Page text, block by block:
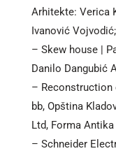
Arhitekte: Verica
Ivanović Vojvodić;
– Skew house |
Danilo Dangubić
–
bb, Opština
Ltd, Forma Antika
– Schneider